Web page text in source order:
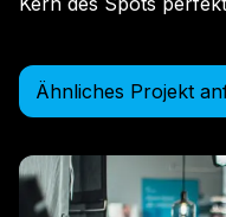
Ähnliches Projekt